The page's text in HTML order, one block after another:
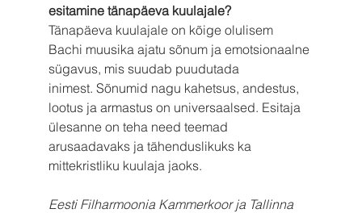
esitamine tänapäeva kuulajale?
Tänapäeva kuulajale on kõige olulisem
Bachi muusika ajatu sõnum ja emotsionaalne
sügavus, mis suudab puudutada
inimest. Sõnumid nagu kahetsus, andestus,
lootus ja armastus on universaalsed. Esitaja
ülesanne on teha need teemad
arusaadavaks ja tähenduslikuks ka
mittekristliku kuulaja jaoks.
Eesti Filharmoonia Kammerkoor ja Tallinna